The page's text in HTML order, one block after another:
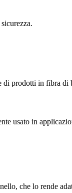
di prodotti in fibra di
usato in
che lo rende